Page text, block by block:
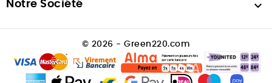
Notre Société 
© 2026 - Green220.com